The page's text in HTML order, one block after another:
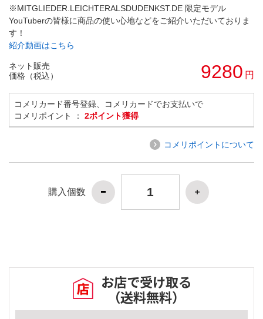
※MITGLIEDER.LEICHTERALSDUDENKST.DE 限定モデル
YouTuberの皆様に商品の使い心地などをご紹介いただいておりま
す！
紹介動画はこちら
ネット販売
価格（税込）
9280 円
コメリカード番号登録、コメリカードでお支払いで
コメリポイント ： 2ポイント獲得
コメリポイントについて
購入個数
お店で受け取る
（送料無料）